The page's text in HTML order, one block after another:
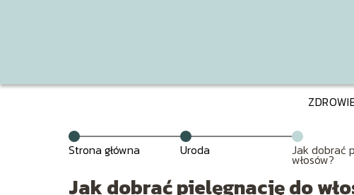
Strona główna Uroda Jak dobrać
włosów?
Jak dobrać pielęgnację do